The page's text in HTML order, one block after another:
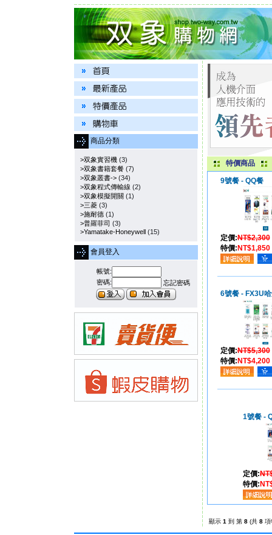
商品分類
>双象實習機(3)
>双象書籍套餐(7)
>双象叢書->(34)
>双象程式傳輸線 (2)
>双象模擬開關(1)
>三菱(3)
>施耐德(1)
>普羅菲司 (3)
>Yamatake-Honeywell(15)
會員登入
帳號:
密碼:
忘記密碼
特價商品
9號餐 - QQ餐
定價:NT$2,300
特價: NT$1,850
6號餐 - FX3U
定價:NT$5,300
特價: NT$4,200
1號餐 -
定價:
特價:
顯示 1 到 第 8(共 8項